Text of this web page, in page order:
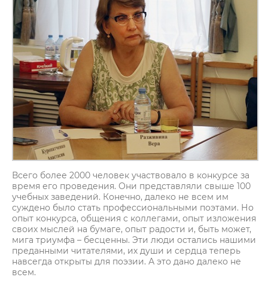
Всего более 2000 человек участвовало в конкурсе за
время его проведения. Они представляли свыше 100
учебных заведений. Конечно, далеко не всем им
суждено было стать профессиональными поэтами. Но
опыт конкурса, общения с коллегами, опыт изложения
своих мыслей на бумаге, опыт радости и, быть может,
мига триумфа – бесценны. Эти люди остались нашими
преданными читателями, их души и сердца теперь
навсегда открыты для поэзии. А это дано далеко не
всем.